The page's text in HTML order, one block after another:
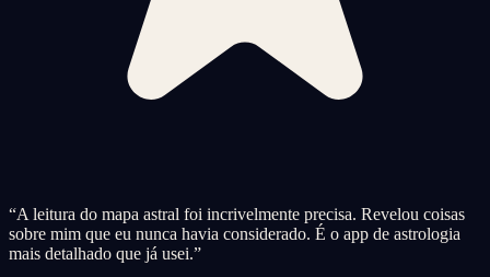
“A leitura do mapa astral foi incrivelmente precisa. Revelou coisas
sobre mim que eu nunca havia considerado. É o app de astrologia
mais detalhado que já usei.”